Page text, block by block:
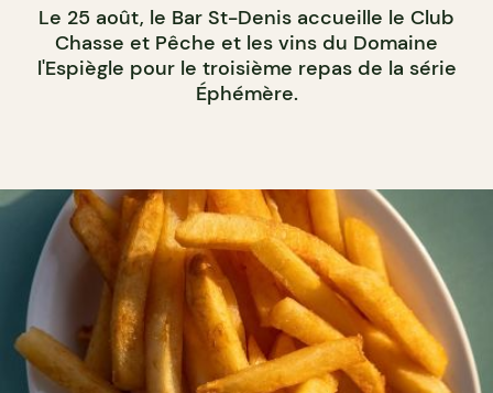
Le 25 août, le Bar St-Denis accueille le Club
Chasse et Pêche et les vins du Domaine
l'Espiègle pour le troisième repas de la série
Éphémère.